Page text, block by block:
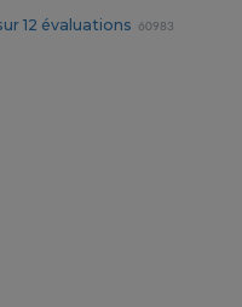
12 évaluations
60983